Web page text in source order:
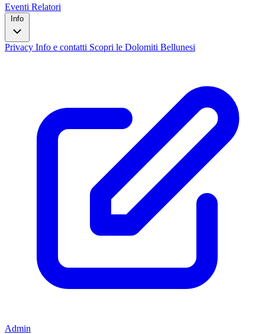
Eventi Relatori
Info
Privacy Info e contatti Scopri le Dolomiti Bellunesi
Admin